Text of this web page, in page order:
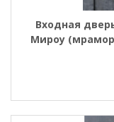
Входная
Мироу